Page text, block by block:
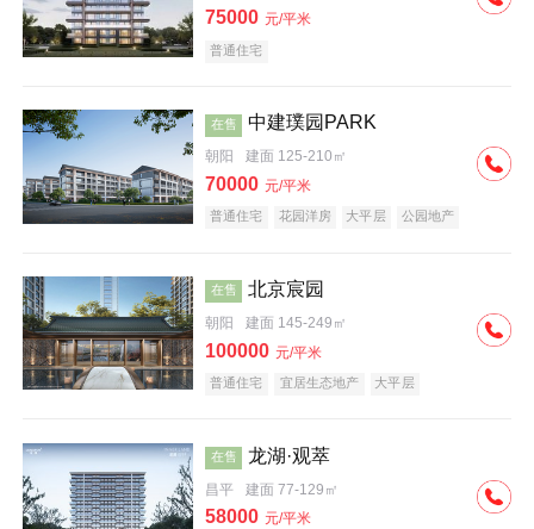
75000 元/平米
普通住宅
在售 中建璞园PARK
朝阳 建面 125-210㎡
70000 元/平米
普通住宅 花园洋房 大平层
公园地产
在售 北京宸园
朝阳 建面 145-249㎡
100000 元/平米
普通住宅 宜居生态地产 大平层
在售 龙湖·观萃
昌平 建面 77-129㎡
58000 元/平米